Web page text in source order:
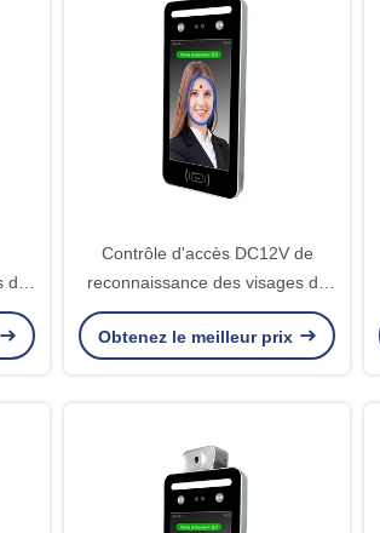
Contrôle d'accès DC12V de
reconnaissance des visages de
TCP 0.2S de lecteur de cartes
Obtenez le meilleur prix